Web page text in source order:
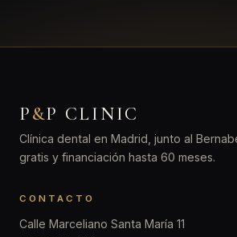
P&P CLINIC
Clínica dental en Madrid, junto al
gratis y financiación hasta 60 meses.
CONTACTO
Calle Marceliano Santa María 11